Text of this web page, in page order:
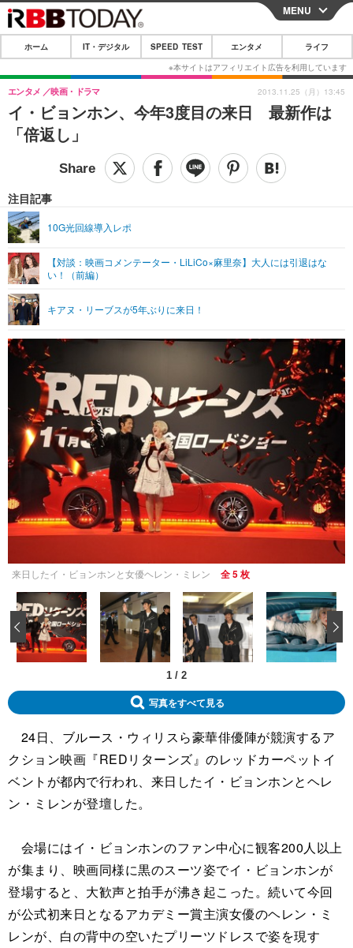
CLOSE
ホーム
IT・デジタル
IT・デジタルTOP スマートフォン
ショッピング その他
SPEED TEST
エンタメTOP 映画・ドラマ
グラビア
ショッピング
ライフTOP
その他
リリース一覧
プッシュ通知の停止方法
MENU
ホーム IT・デジタル SPEED TEST エンタメ ライフ
イ・ビョンホン、今年3度目の来日 最新作は
「倍返し」
エンタメ 映画・ドラマ
注目記事
10G光回線導入レポ
【対談：映画コメンテーター・LiLiCo×麻里奈】大人には引退はな
い！（前編）
キアヌ・リーブスが5年ぶりに来日！
2013.11.25（月）13:45
来日したイ・ビョンホンと女優ヘレン・ミレン 全 5 枚
1 / 2
‹
写真をすべて見る
24日、ブルース・ウィリスら豪華俳優陣が競演するア
クション映画『REDリターンズ』のレッドカーペットイ
ベントが都内で行われ、来日したイ・ビョンホンとヘレ
ン・ミレンが登壇した。
会場にはイ・ビョンホンのファン中心に観客200人以上
が集まり、映画同様に黒のスーツ姿でイ・ビョンホンが
登場すると、大歓声と拍手が沸き起こった。続いて今回
が公式初来日となるアカデミー賞主演女優のヘレン・ミ
レンが、白の背中の空いたプリーツドレスで姿を現す